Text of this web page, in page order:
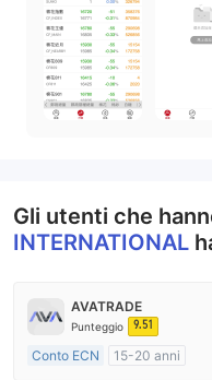
Gli utenti che
INTERNATIONAL
AVATRADE
Punteggio 9.51
Conto ECN
15-20 anni